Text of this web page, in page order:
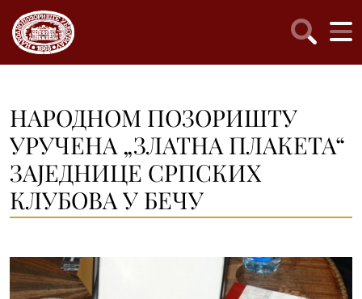
НАРОДНОМ ПОЗОРИШТУ
УРУЧЕНА „ЗЛАТНА ПЛАКЕТА“
ЗАЈЕДНИЦЕ СРПСКИХ
КЛУБОВА У БЕЧУ